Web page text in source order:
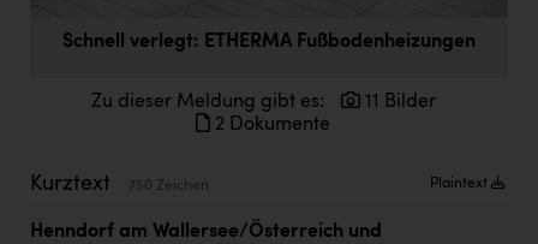
IFE Austria GmbH
INTERSPORT Austria
Jesolo
Schnell verlegt: ETHERMA Fußbodenheizungen
Zu dieser Meldung gibt es:
11 Bilder
2 Dokumente
Kurztext 750 Zeichen Plaintext
Henndorf am Wallersee/Österreich und